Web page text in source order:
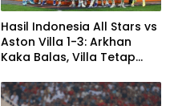
Hasil Indonesia All Stars vs
Aston Villa 1-3: Arkhan
Kaka Balas, Villa Tetap